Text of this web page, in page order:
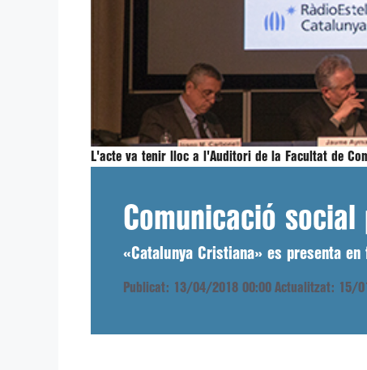
L'acte va tenir lloc a l'Auditori de la Facultat de
Comunicació
«Catalunya Cristiana» es presenta en
Publicat: 13/04/2018 00:00 Actualitzat: 15/